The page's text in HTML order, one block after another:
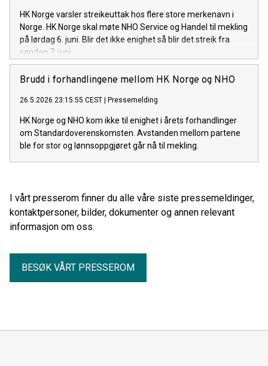
HK Norge varsler streikeuttak hos flere store merkenavn i
Norge. HK Norge skal møte NHO Service og Handel til mekling
på lørdag 6. juni. Blir det ikke enighet så blir det streik fra
søndag 7. juni.
Brudd i forhandlingene mellom HK Norge og NHO
26.5.2026 23:15:55 CEST Pressemelding
HK Norge og NHO kom ikke til enighet i årets forhandlinger
om Standardoverenskomsten. Avstanden mellom partene
ble for stor og lønnsoppgjøret går nå til mekling.
I vårt presserom finner du alle våre siste pressemeldinger,
kontaktpersoner, bilder, dokumenter og annen relevant
informasjon om oss.
BESØK VÅRT PRESSEROM